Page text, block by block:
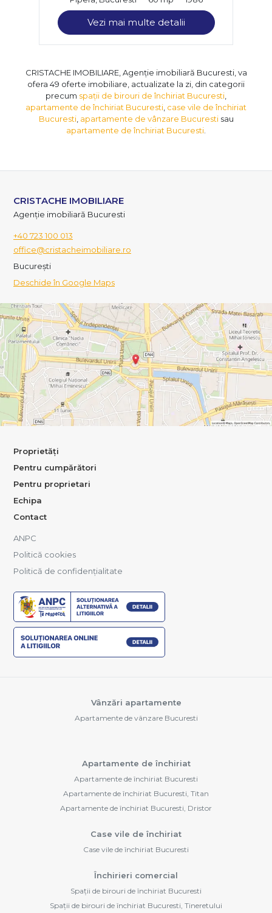
Vezi mai multe detalii
CRISTACHE IMOBILIARE, Agenție imobiliară Bucuresti, va
ofera 49 oferte imobiliare, actualizate la zi, din categorii
precum spații de birouri de închiriat Bucuresti
apartamente de închiriat Bucuresti case vile de închiriat
Bucuresti, apartamente de vânzare Bucurestisau
apartamente de închiriat Bucuresti
CRISTACHE IMOBILIARE
Agenție imobiliară Bucuresti
+40 723 100 013
office@cristacheimobiliare.ro
București
Deschide în Google Maps
Proprietăți
Pentru cumpărători
Pentru proprietari
Echipa
Contact
ANPC
Politică cookies
Politică de confidențialitate
Vânzări apartamente
Apartamente de vânzare Bucuresti
Apartamente de închiriat
Apartamente de închiriat Bucuresti
Apartamente de închiriat Bucuresti, Titan
Apartamente de închiriat Bucuresti, Dristor
Case vile de închiriat
Case vile de închiriat Bucuresti
Închirieri comercial
Spații de birouri de închiriat Bucuresti
Spații de birouri de închiriat Bucuresti, Tineretului